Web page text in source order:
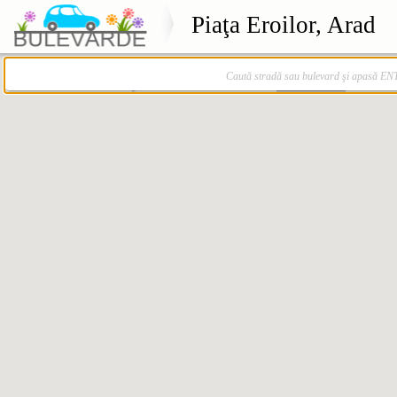
Piaţa Eroilor, Arad
Caută stradă sau bulevard şi apasă